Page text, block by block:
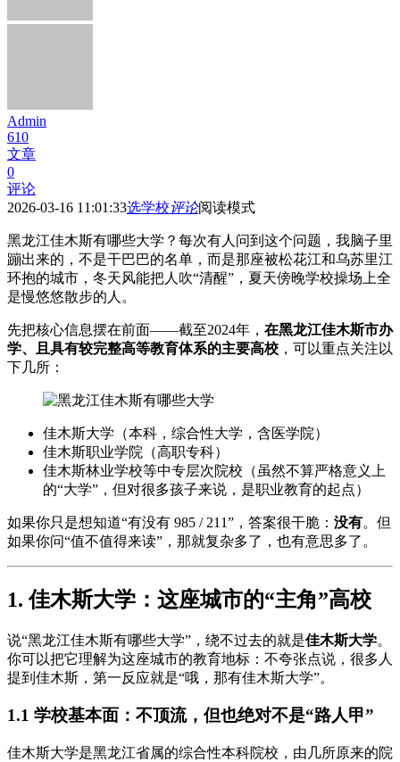
Admin
610
文章
0
评论
2026-03-16 11:01:33选学校评论阅读模式
黑龙江佳木斯有哪些大学？每次有人问到这个问题，我脑子里
蹦出来的，不是干巴巴的名单，而是那座被松花江和乌苏里江
环抱的城市，冬天风能把人吹“清醒”，夏天傍晚学校操场上全
是慢悠悠散步的人。
先把核心信息摆在前面——截至2024年， 在黑龙江佳木斯市办
学、且具有较完整高等教育体系的主要高校 ，可以重点关注以
下几所：
佳木斯大学（本科，综合性大学，含医学院）
佳木斯职业学院（高职专科）
佳木斯林业学校等中专层次院校（虽然不算严格意义上
的“大学”，但对很多孩子来说，是职业教育的起点）
如果你只是想知道“有没有 985 / 211”，答案很干脆： 没有。但
如果你问“值不值得来读”，那就复杂多了，也有意思多了。
1. 佳木斯大学：这座城市的“主角”高校
说“黑龙江佳木斯有哪些大学”，绕不过去的就是佳木斯大学。
你可以把它理解为这座城市的教育地标：不夸张点说，很多人
提到佳木斯，第一反应就是“哦，那有佳木斯大学”。
1.1 学校基本面：不顶流，但也绝对不是“路人甲”
佳木斯大学是黑龙江省属的综合性本科院校，由几所原来的院